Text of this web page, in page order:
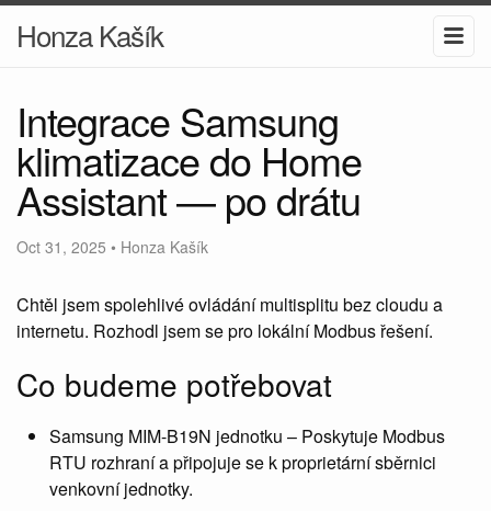
Honza Kašík
Integrace Samsung
klimatizace do Home
Assistant — po drátu
Oct 31, 2025 • Honza Kašík
Chtěl jsem spolehlivé ovládání multisplitu bez cloudu a
internetu. Rozhodl jsem se pro lokální Modbus řešení.
Co budeme potřebovat
Samsung MIM-B19N jednotku – Poskytuje Modbus
RTU rozhraní a připojuje se k proprietární sběrnici
venkovní jednotky.